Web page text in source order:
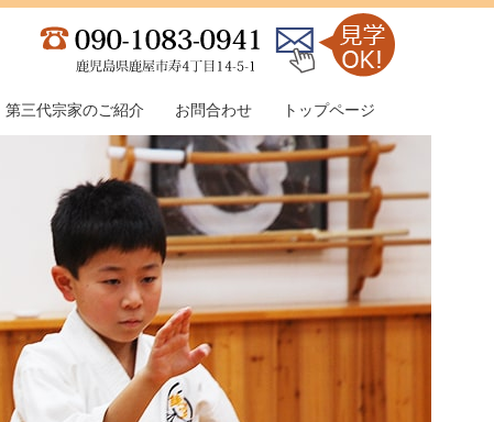
第三代宗家のご紹介 お問合わせ トップページ